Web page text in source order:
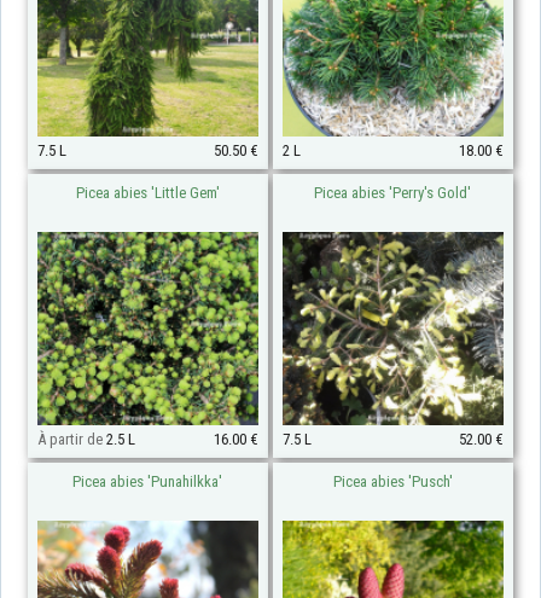
7.5 L 50.50 € 2 L 18.00 €
Picea abies 'Little Gem'
À partir de 2.5 L 16.00 €
Picea abies 'Perry's Gold'
7.5 L 52.00 €
Picea abies 'Punahilkka' Picea abies 'Pusch'